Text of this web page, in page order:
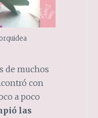
de muchos
con
a poco
las